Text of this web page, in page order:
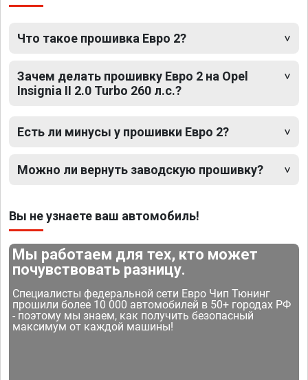
Что такое прошивка Евро 2?
Зачем делать прошивку Евро 2 на Opel
Insignia II 2.0 Turbo 260 л.с.?
Есть ли минусы у прошивки Евро 2?
Можно ли вернуть заводскую прошивку?
Вы не узнаете ваш автомобиль!
Мы работаем для тех, кто может
почувствовать разницу.
Специалисты федеральной сети Евро Чип Тюнинг
прошили более 10 000 автомобилей в 50+ городах РФ
- поэтому мы знаем, как получить безопасный
максимум от каждой машины!